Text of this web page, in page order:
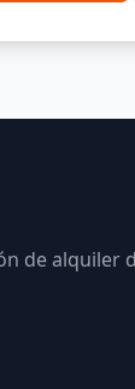
de alquiler